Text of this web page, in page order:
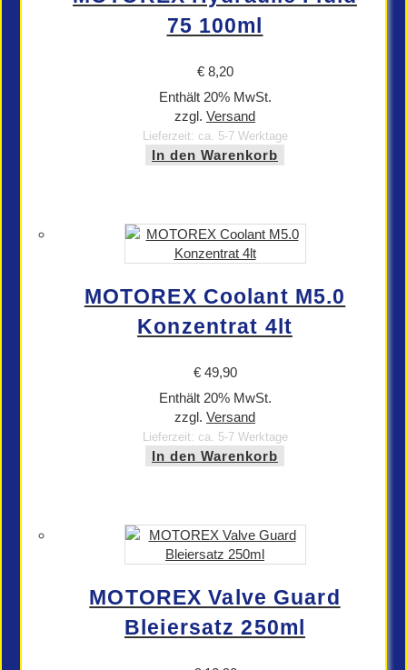
75 100ml
€8,20
Enthält 20% MwSt.
zzgl. Versand
Lieferzeit: ca. 5-7 Werktage
In den Warenkorb
MOTOREX Coolant M5.0
Konzentrat 4lt
€49,90
Enthält 20% MwSt.
zzgl. Versand
Lieferzeit: ca. 5-7 Werktage
In den Warenkorb
MOTOREX Valve Guard
Bleiersatz 250ml